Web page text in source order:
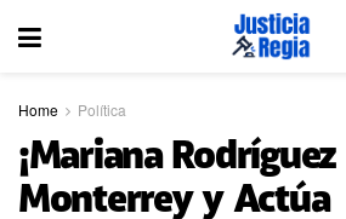
Home Política
¡Mariana
Monterrey y Actúa